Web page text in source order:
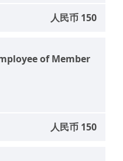
人民币 150
of Member
人民币 150